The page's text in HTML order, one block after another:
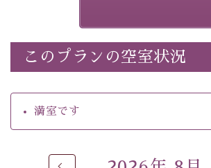
・朝夕個室料亭で個室食
・諏訪大社4社を巡る無料参拝バス（
・館内着をご用意
・環境に配慮したアメニティをご用意
・館内フリーWi-Fi
・駐車場完備
・チェックイン15時、チェックアウト
このプランの空室状況
満室です